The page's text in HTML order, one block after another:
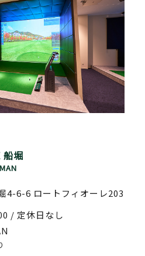
船堀
4-6-6 ロートフィオーレ203
/ 定休日なし